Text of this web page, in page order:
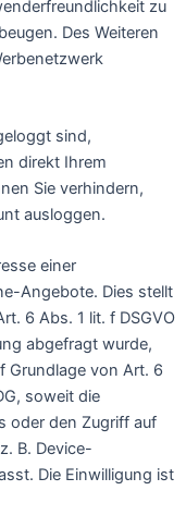
zu
Des Weiteren
sind,
direkt Ihrem
Sie verhindern,
ausloggen.
einer
Angebote. Dies stellt
6 Abs. 1 lit. f DSGVO
abgefragt wurde,
Grundlage von Art. 6
soweit die
oder den Zugriff auf
B. Device-
Die Einwilligung ist